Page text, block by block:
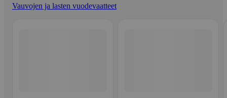
Vauvojen ja lasten vuodevaatteet